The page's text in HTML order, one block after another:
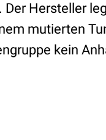
Hersteller
mutierten
kein